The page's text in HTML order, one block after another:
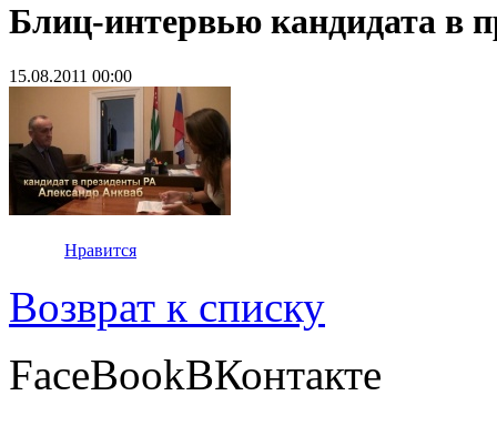
Блиц-интервью кандидата в
15.08.2011 00:00
Нравится
Возврат к списку
FaceBookВКонтакте